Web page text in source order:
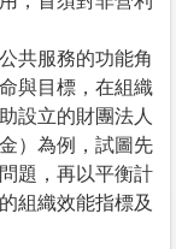
共服務的功能角
與目標，在組織
設立的財團法人
）為例，試圖先
題，再以平衡計
組織效能指標及